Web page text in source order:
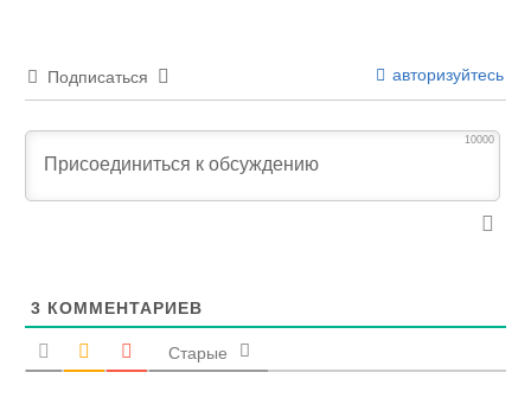
Подписаться авторизуйтесь
10000
3 КОММЕНТАРИЕВ
Старые